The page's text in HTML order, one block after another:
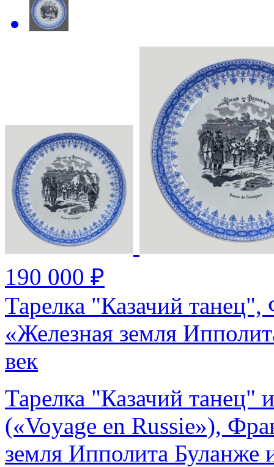
190 000 ₽
Тарелка "Казачий
«Железная земля
век
Тарелка "Казачий танец"
(«Voyage en Russie»),
земля Ипполита Буланже